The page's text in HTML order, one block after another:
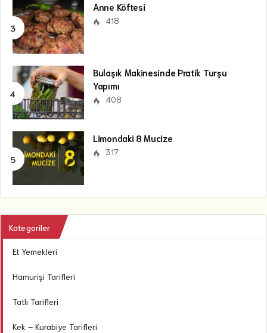
Anne Köftesi
418
Bulaşık Makinesinde Pratik Turşu
Yapımı
408
Limondaki 8 Mucize
317
Kategoriler
Et Yemekleri
Hamurişi Tarifleri
Tatlı Tarifleri
Kek – Kurabiye Tarifleri